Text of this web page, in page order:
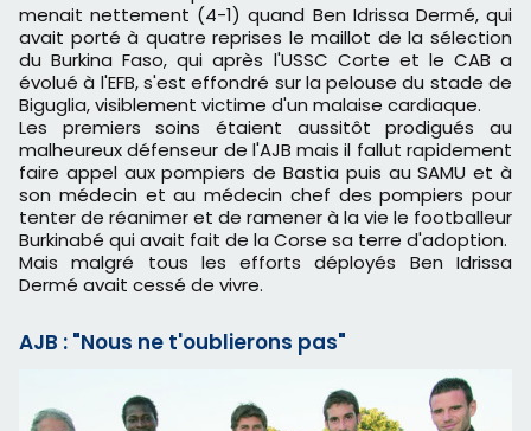
menait nettement (4-1) quand Ben Idrissa Dermé, qui
avait porté à quatre reprises le maillot de la sélection
du Burkina Faso, qui après l'USSC Corte et le CAB a
évolué à l'EFB, s'est effondré sur la pelouse du stade de
Biguglia, visiblement victime d'un malaise cardiaque.
Les premiers soins étaient aussitôt prodigués au
malheureux défenseur de l'AJB mais il fallut rapidement
faire appel aux pompiers de Bastia puis au SAMU et à
son médecin et au médecin chef des pompiers pour
tenter de réanimer et de ramener à la vie le footballeur
Burkinabé qui avait fait de la Corse sa terre d'adoption.
Mais malgré tous les efforts déployés Ben Idrissa
Dermé avait cessé de vivre.
AJB : "Nous ne t'oublierons pas"